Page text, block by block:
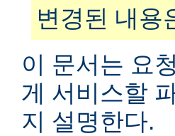
변경된 내용
이 문서는 요
게 서비스할
지 설명한다.